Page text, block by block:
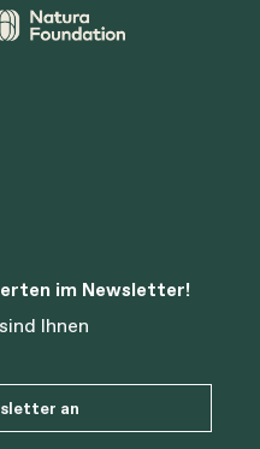
im Newsletter!
Ihnen
an